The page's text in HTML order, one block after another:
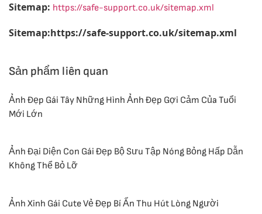
Sitemap: https://safe-support.co.uk/sitemap.xml
Sitemap:https://safe-support.co.uk/sitemap.xml
Sản phẩm liên quan
Ảnh Đẹp Gái Tây Những Hình Ảnh Đẹp Gợi Cảm Của Tuổi
Mới Lớn
Ảnh Đại Diện Con Gái Đẹp Bộ Sưu Tập Nóng Bỏng Hấp Dẫn
Không Thể Bỏ Lỡ
Ảnh Xinh Gái Cute Vẻ Đẹp Bí Ẩn Thu Hút Lòng Người